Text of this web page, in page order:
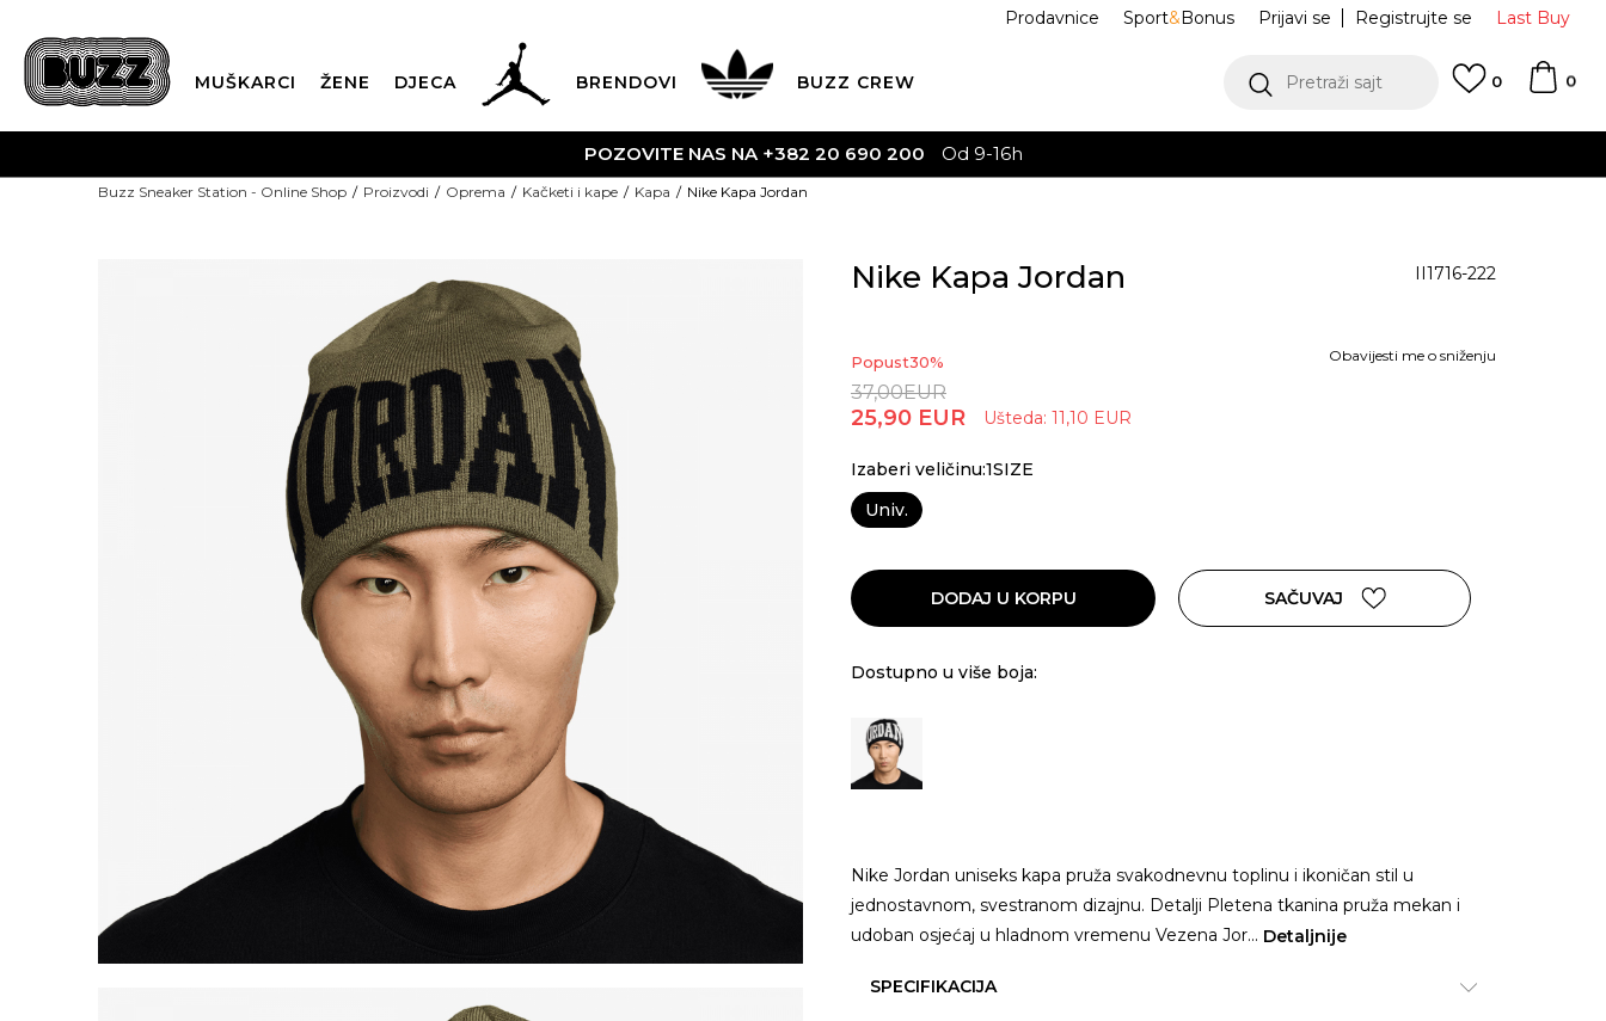
Last Buy
Prijavi se Registrujte se
Prodavnice Sport&Bonus
MUŠKARCI ŽENE DJECA BRENDOVI BUZZ CREW Pretraži sajt 0
0
POZOVITE NAS NA +382 20 690 200 Od 9-16h
Buzz Sneaker Station - Online Shop Proizvodi Oprema Kačketi i kape Kapa Nike Kapa Jordan
Nike Kapa Jordan II1716-222
Popust30%
37,00EUR
25,90 EUR Ušteda: 11,10 EUR
Obavijesti me o sniženju
Izaberi veličinu:1SIZE
Univ.
DODAJ U KORPU SAČUVAJ
Dostupno u više boja:
Nike Jordan uniseks kapa pruža svakodnevnu toplinu i ikoničan stil u
jednostavnom, svestranom dizajnu. Detalji Pletena tkanina pruža mekan i
udoban osjećaj u hladnom vremenu Vezena Jor... Detaljnije
SPECIFIKACIJA